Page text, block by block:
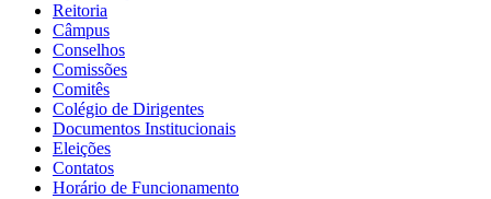
Reitoria
Câmpus
Conselhos
Comissões
Comitês
Colégio de Dirigentes
Documentos Institucionais
Eleições
Contatos
Horário de Funcionamento